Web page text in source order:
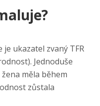
je ukazatel zvaný TFR
). Jednoduše
měla během
zůstala